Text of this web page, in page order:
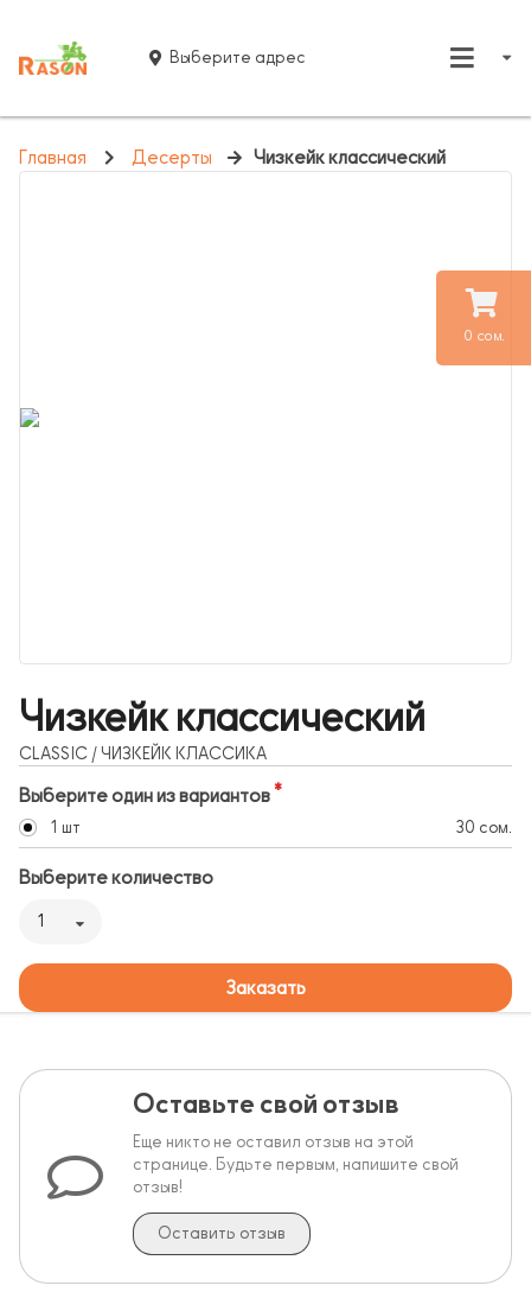
0 сом.
Выберите адрес
Главная Десерты Чизкейк классический
Чизкейк классический
CLASSIC / ЧИЗКЕЙК КЛАССИКА
Выберите один из вариантов
1 шт 30 сом.
Выберите количество
1
Заказать
Оставьте свой отзыв
Еще никто не оставил отзыв на этой
странице. Будьте первым, напишите свой
отзыв!
Оставить отзыв